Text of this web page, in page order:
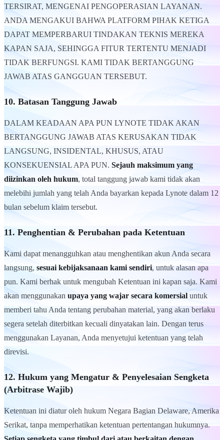
TERSIRAT, MENGENAI PENGOPERASIAN LAYANAN.
ANDA MENGAKUI BAHWA PLATFORM PIHAK KETIGA
DAPAT MEMPERBARUI TINDAKAN TEKNIS MEREKA
KAPAN SAJA, SEHINGGA FITUR TERTENTU MENJADI
TIDAK BERFUNGSI. KAMI TIDAK BERTANGGUNG
JAWAB ATAS GANGGUAN TERSEBUT.
10. Batasan Tanggung Jawab
DALAM KEADAAN APA PUN LYNOTE TIDAK AKAN
BERTANGGUNG JAWAB ATAS KERUSAKAN TIDAK
LANGSUNG, INSIDENTAL, KHUSUS, ATAU
KONSEKUENSIAL APA PUN. Sejauh maksimum yang
diizinkan oleh hukum, total tanggung jawab kami tidak akan
melebihi jumlah yang telah Anda bayarkan kepada Lynote dalam 12
bulan sebelum klaim tersebut.
11. Penghentian & Perubahan pada Ketentuan
Kami dapat menangguhkan atau menghentikan akun Anda secara
langsung, sesuai kebijaksanaan kami sendiri, untuk alasan apa
pun. Kami berhak untuk mengubah Ketentuan ini kapan saja. Kami
akan menggunakan upaya yang wajar secara komersial untuk
memberi tahu Anda tentang perubahan material, yang akan berlaku
segera setelah diterbitkan kecuali dinyatakan lain. Dengan terus
menggunakan Layanan, Anda menyetujui ketentuan yang telah
direvisi.
12. Hukum yang Mengatur & Penyelesaian Sengketa
(Arbitrase Wajib)
Ketentuan ini diatur oleh hukum Negara Bagian Delaware, Amerika
Serikat, tanpa memperhatikan ketentuan pertentangan hukumnya.